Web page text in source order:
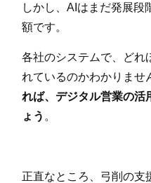
しかし、AIはまだ発展段
額です。
各社のシステムで、どれ
れているのかわかりませ
れば、デジタル営業の活
ょう 。
正直なところ、弓削の支